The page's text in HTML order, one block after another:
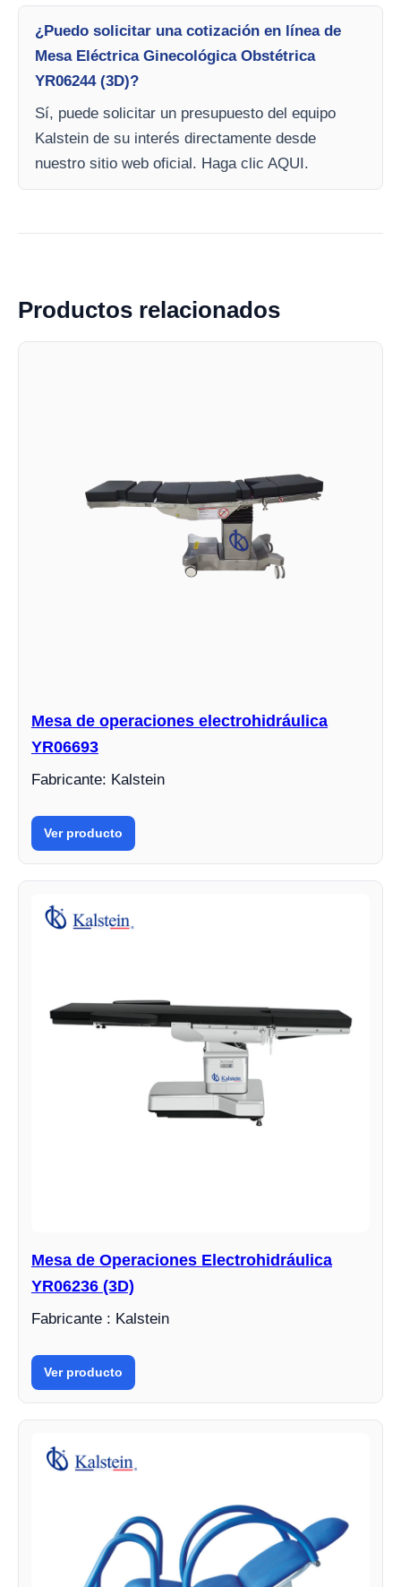
¿Puedo solicitar una cotización en línea de
Mesa Eléctrica Ginecológica Obstétrica
YR06244 (3D)?
Sí, puede solicitar un presupuesto del equipo
Kalstein de su interés directamente desde
nuestro sitio web oficial. Haga clic AQUI.
Productos relacionados
Mesa de operaciones electrohidráulica
YR06693
Fabricante: Kalstein
Ver producto
Mesa de Operaciones Electrohidráulica
YR06236 (3D)
Fabricante : Kalstein
Ver producto